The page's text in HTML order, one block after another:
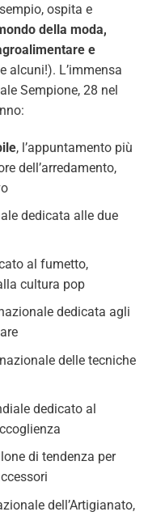
ospita e
della moda,
e
alcuni!). L’immensa
Sempione, 28 nel
, l’appuntamento più
dell’arredamento,
dedicata alle due
al fumetto,
cultura pop
dedicata agli
delle tecniche
dedicato al
di tendenza per
dell’Artigianato,